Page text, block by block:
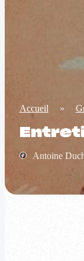
Accueil »
Antoine